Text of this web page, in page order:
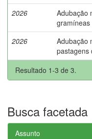
2026
Adubação
gramíneas
2026
Adubação
pastagens
Resultado 1-3 de 3.
Busca facetada
Assunto